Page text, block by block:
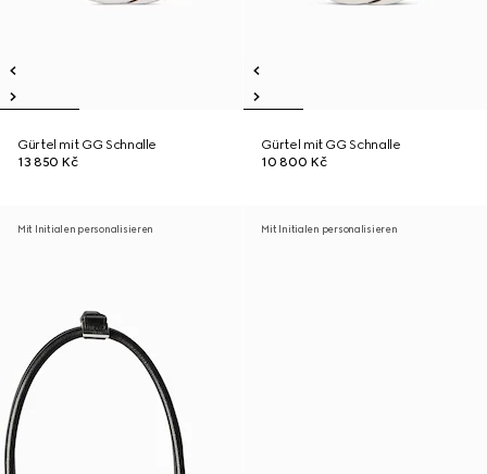
Gürtel mit GG Schnalle
13 850 Kč
Gürtel mit GG Schnalle
10 800 Kč
Mit Initialen personalisieren Mit Initialen personalisieren